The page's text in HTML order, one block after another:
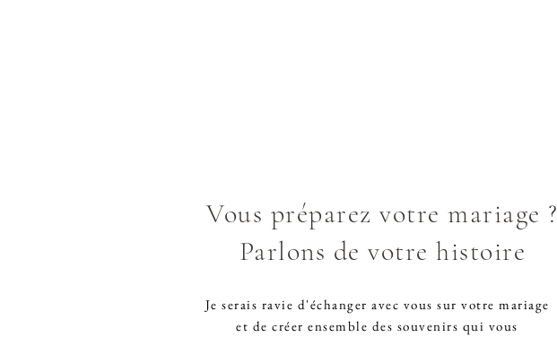
Vous préparez votre mariage ?
Parlons de votre histoire
Je serais ravie d'échanger avec vous sur votre mariage
et de créer ensemble des souvenirs qui vous